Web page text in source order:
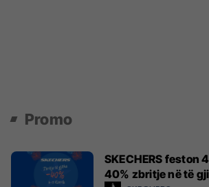
Promo
SKECHERS feston
40% zbritje në të